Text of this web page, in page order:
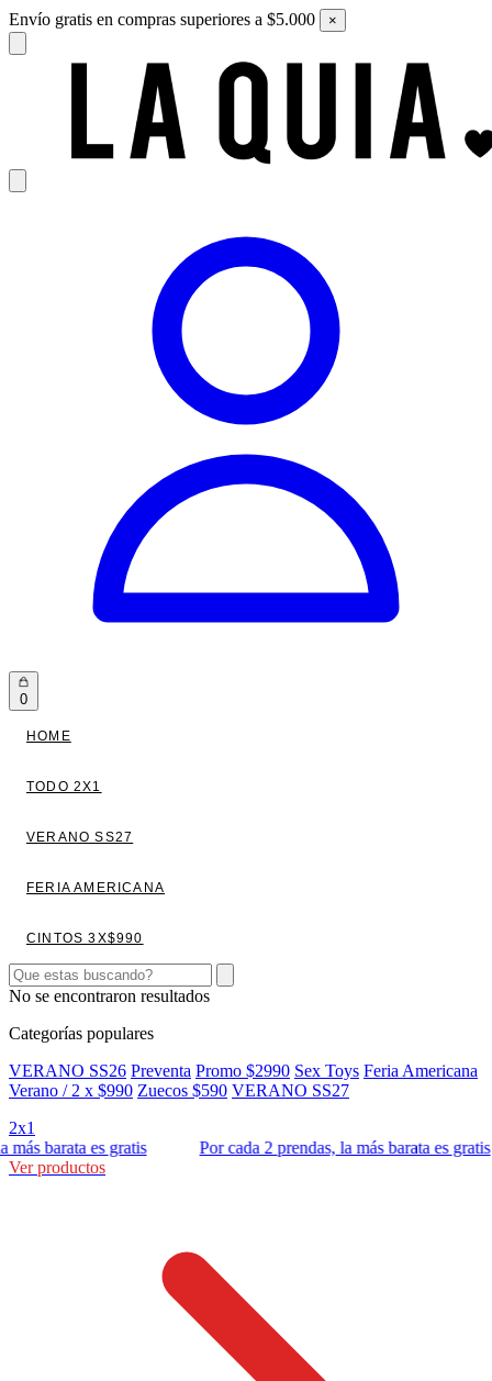
Envío gratis en compras superiores a $5.000 ×
0
HOME
TODO 2X1
VERANO SS27
FERIA AMERICANA
CINTOS 3X$990
No se encontraron resultados
Categorías populares
VERANO SS26 Preventa Promo $2990 Sex Toys Feria Americana
Verano / 2 x $990 Zuecos $590 VERANO SS27
2x1
barata es gratis
Por cada 2 prendas, la más barata es gratis
Ver productos